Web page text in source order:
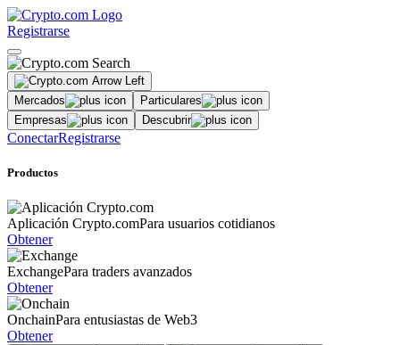
Registrarse
Mercados
Particulares
Empresas
Descubrir
ConectarRegistrarse
Productos
Aplicación Crypto.comPara usuarios cotidianos
Obtener
ExchangePara traders avanzados
Obtener
OnchainPara entusiastas de Web3
Obtener